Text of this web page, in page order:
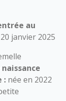
au
20 janvier 2025
: née en 2022